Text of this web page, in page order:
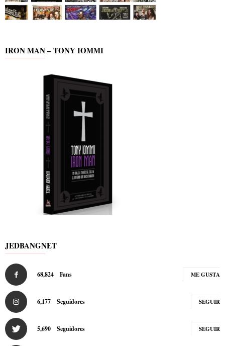
IRON MAN – TONY IOMMI
JEDBANGNET
68,824 Fans ME GUSTA
6,177 Seguidores SEGUIR
5,690 Seguidores SEGUIR